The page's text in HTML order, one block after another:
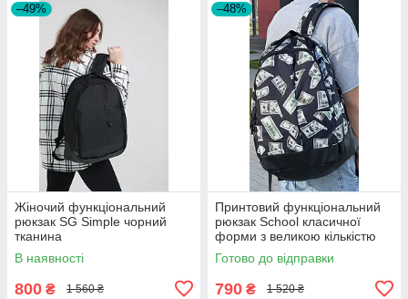
–49%
Жіночий функціональний
рюкзак SG Simple чорний
тканина
В наявності
800 ₴ 1 560 ₴
–48%
Принтовий функціональний
рюкзак School класичної
форми з великою кількістю
відділень на 30л
Готово до відправки
790 ₴ 1 520 ₴